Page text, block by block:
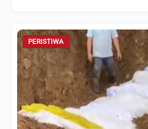
PERISTIWA